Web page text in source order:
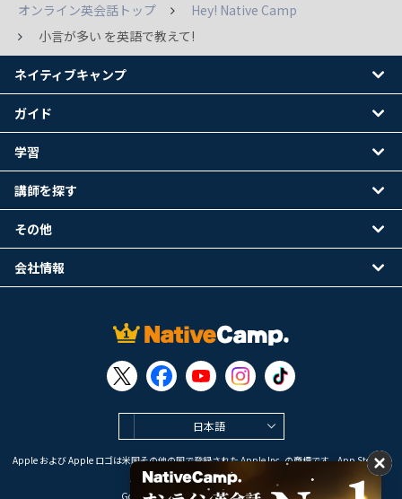
オンライン英会話トップ
Hey! Native Camp
小言が多い を英語で教えて!
日本語
Apple および Apple ロゴは米国その他の国で登録された Apple Inc. の商標です。App Store は
Apple Inc. のサービスマークです。
Google Play は Google LLC の商標です。
ネイティブキャンプ
ガイド
学習
講師を探す
その他
会社情報